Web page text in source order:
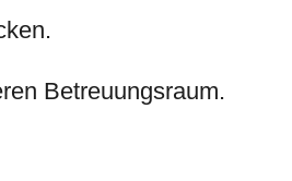
Betreuungsraum.